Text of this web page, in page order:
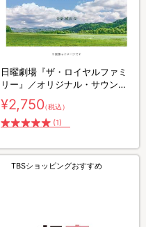
日曜劇場『ザ・ロイヤルファミ
リー』／オリジナル・サウンド
トラック／CD
¥2,750（税込）
(1)
TBSショッピングおすすめ